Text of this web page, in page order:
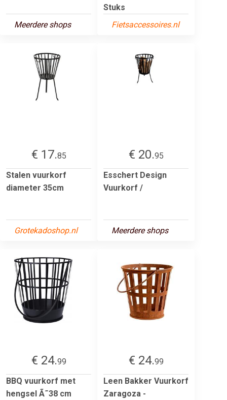
Meerdere shops
Stuks
Fietsaccessoires.nl
€ 17.85
Stalen vuurkorf
diameter 35cm
Grotekadoshop.nl
€ 20.95
Esschert Design
Vuurkorf /
Meerdere shops
€ 24.99
BBQ vuurkorf met
hengsel Ã˜38 cm
€ 24.99
Leen Bakker Vuurkorf
Zaragoza -